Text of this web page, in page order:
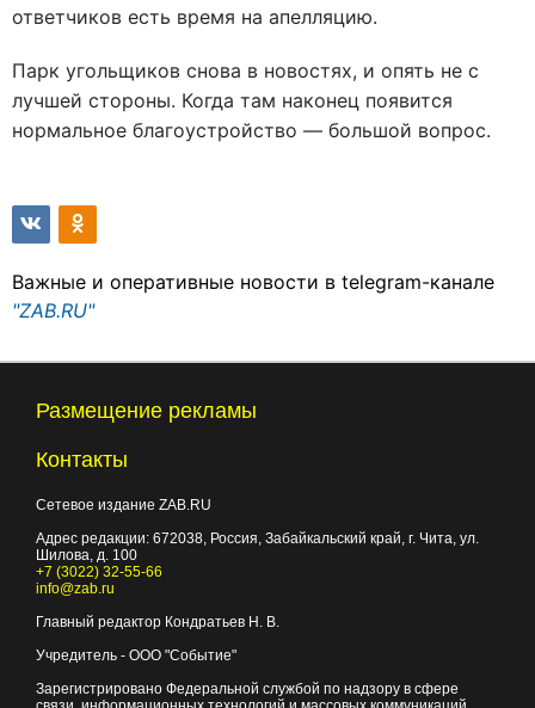
ответчиков есть время на апелляцию.
Парк угольщиков снова в новостях, и опять не с
лучшей стороны. Когда там наконец появится
нормальное благоустройство — большой вопрос.
Важные и оперативные новости в telegram-канале
"ZAB.RU"
Размещение рекламы
Контакты
Сетевое издание ZAB.RU
Адрес редакции: 672038 , Россия, Забайкальский край, г. Чита ул.
Шилова, д. 100
+7 (3022) 32-55-66
info@zab.ru
Главный редактор Кондратьев Н. В.
Учредитель - ООО "Событие"
Зарегистрировано Федеральной службой по надзору в сфере